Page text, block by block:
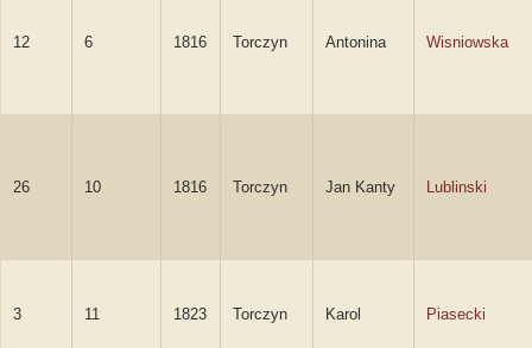
12 6 1816 Torczyn Antonina Wisniowska
26 10 1816 Torczyn Jan Kanty Lublinski
3 11 1823 Torczyn Karol Piasecki